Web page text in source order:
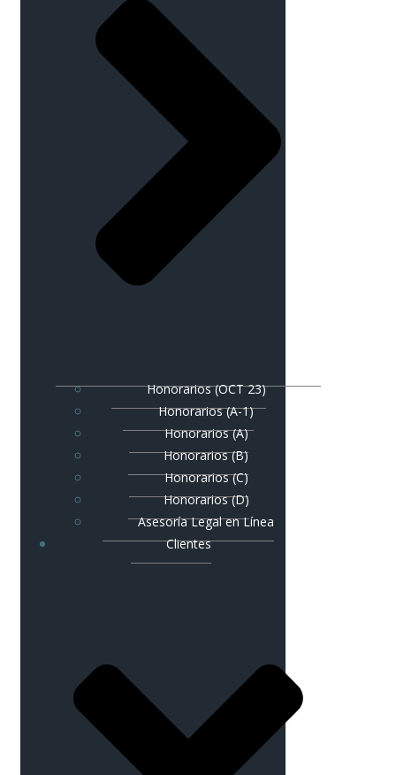
Honorarios (OCT 23)
Honorarios (A-1)
Honorarios (A)
Honorarios (B)
Honorarios (C)
Honorarios (D)
Asesoría Legal en Línea
Clientes